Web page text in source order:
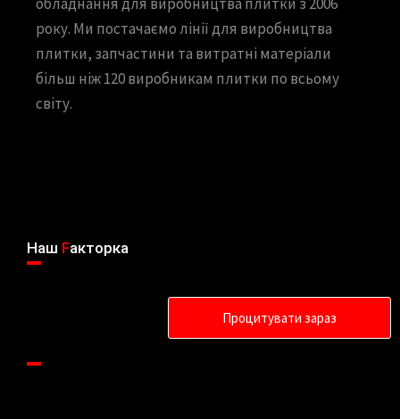
року. Ми постачаємо лінії для виробництва
плитки, запчастини та витратні матеріали
більш ніж 120 виробникам плитки по всьому
світу.
Наш Fакторка
Процитувати зараз